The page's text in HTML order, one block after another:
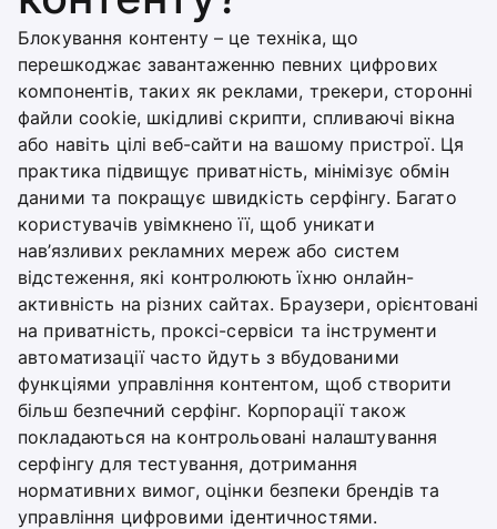
Блокування контенту – це техніка, що
перешкоджає завантаженню певних цифрових
компонентів, таких як реклами, трекери, сторонні
файли cookie, шкідливі скрипти, спливаючі вікна
або навіть цілі веб-сайти на вашому пристрої. Ця
практика підвищує приватність, мінімізує обмін
даними та покращує швидкість серфінгу. Багато
користувачів увімкнено її, щоб уникати
нав’язливих рекламних мереж або систем
відстеження, які контролюють їхню онлайн-
активність на різних сайтах. Браузери, орієнтовані
на приватність, проксі-сервіси та інструменти
автоматизації часто йдуть з вбудованими
функціями управління контентом, щоб створити
більш безпечний серфінг. Корпорації також
покладаються на контрольовані налаштування
серфінгу для тестування, дотримання
нормативних вимог, оцінки безпеки брендів та
управління цифровими ідентичностями.